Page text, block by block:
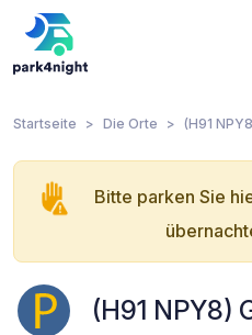
Startseite Die Orte (H91
Bitte parken Sie
(H91 NPY8)